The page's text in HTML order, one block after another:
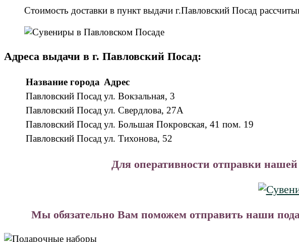
Стоимость доставки в пункт выдачи г.Павловский Посад
Адреса выдачи в г. Павловский Посад:
Название города Адрес
Павловский Посад ул. Вокзальная, 3
Павловский Посад ул. Свердлова, 27А
Павловский Посад ул. Большая Покровская, 41 пом. 19
Павловский Посад ул. Тихонова, 52
Для оперативности отправки
Мы обязательно Вам поможем отправить наши